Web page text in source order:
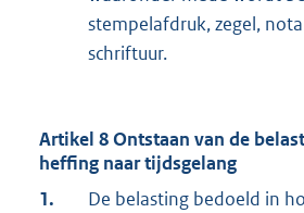
stempelafdruk, zegel,
schriftuur.
Artikel 8 Ontstaan van de
heffing naar tijdsgelang
1.
De belasting bedoeld in